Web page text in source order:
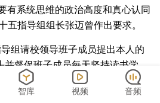
有系统思维的政治高度和真心认同
五指导组组长张迈曾作出要求。
组请校领导班子成员提出本人的
并督促班子成员每天坚持读书学
书记在主题教育工作会议上的重要
跟进学习习近平总书记最新重要指
智库 视频 音频